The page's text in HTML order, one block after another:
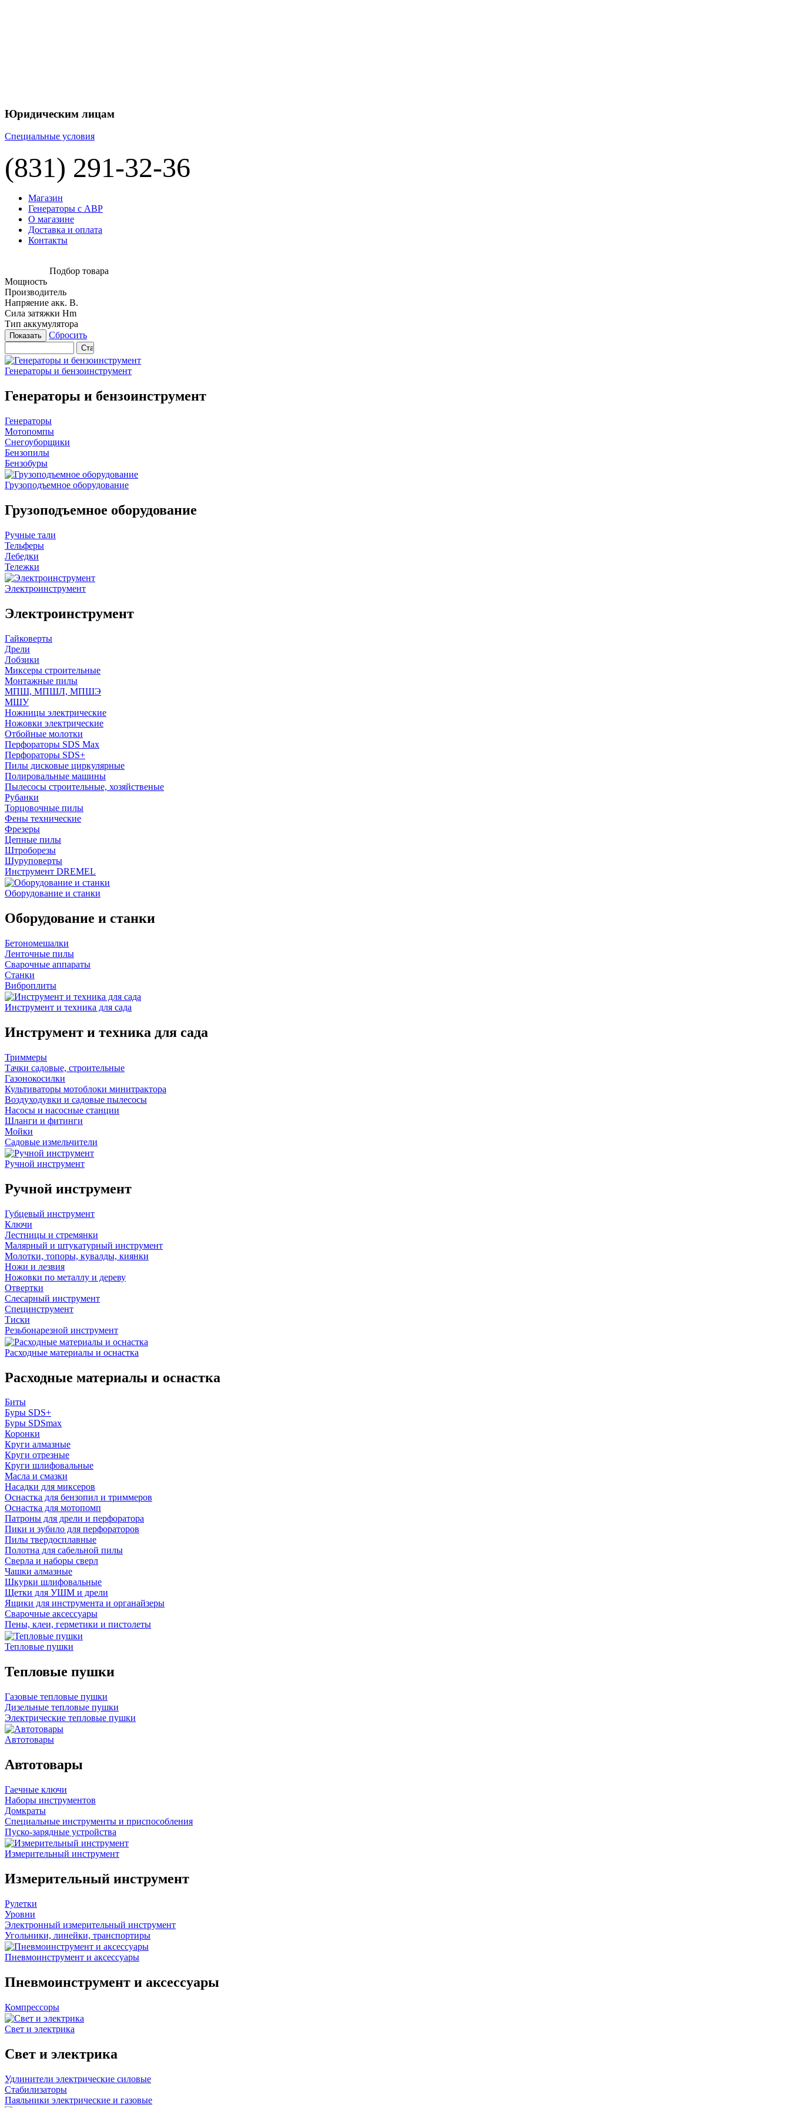
Юридическим лицам
Специальные условия
(831) 291-32-36
Магазин
Генераторы с АВР
О магазине
Доставка и оплата
Контакты
Подбор товара
Мощность
Производитель
Напряение акк. В.
Сила затяжки Нm
Тип аккумулятора
Сбросить
Генераторы и бензоинструмент
Генераторы и бензоинструмент
Генераторы
Мотопомпы
Снегоуборщики
Бензопилы
Бензобуры
Грузоподъемное оборудование
Грузоподъемное оборудование
Ручные тали
Тельферы
Лебедки
Тележки
Электроинструмент
Электроинструмент
Гайковерты
Дрели
Лобзики
Миксеры строительные
Монтажные пилы
МПШ, МПШЛ, МПШЭ
МШУ
Ножницы электрические
Ножовки электрические
Отбойные молотки
Перфораторы SDS Max
Перфораторы SDS+
Пилы дисковые циркулярные
Полировальные машины
Пылесосы строительные, хозяйственые
Рубанки
Торцовочные пилы
Фены технические
Фрезеры
Цепные пилы
Штроборезы
Шуруповерты
Инструмент DREMEL
Оборудование и станки
Оборудование и станки
Бетономешалки
Ленточные пилы
Сварочные аппараты
Станки
Виброплиты
Инструмент и техника для сада
Инструмент и техника для сада
Триммеры
Тачки садовые, строительные
Газонокосилки
Культиваторы мотоблоки минитрактора
Воздуходувки и садовые пылесосы
Насосы и насосные станции
Шланги и фитинги
Мойки
Садовые измельчители
Ручной инструмент
Ручной инструмент
Губцевый инструмент
Ключи
Лестницы и стремянки
Малярный и штукатурный инструмент
Молотки, топоры, кувалды, киянки
Ножи и лезвия
Ножовки по металлу и дереву
Отвертки
Слесарный инструмент
Специнструмент
Тиски
Резьбонарезной инструмент
Расходные материалы и оснастка
Расходные материалы и оснастка
Биты
Буры SDS+
Буры SDSmax
Коронки
Круги алмазные
Круги отрезные
Круги шлифовальные
Масла и смазки
Насадки для миксеров
Оснастка для бензопил и триммеров
Оснастка для мотопомп
Патроны для дрели и перфоратора
Пики и зубило для перфораторов
Пилы твердосплавные
Полотна для сабельной пилы
Сверла и наборы сверл
Чашки алмазные
Шкурки шлифовальные
Щетки для УШМ и дрели
Ящики для инструмента и органайзеры
Сварочные аксессуары
Пены, клеи, герметики и пистолеты
Тепловые пушки
Тепловые пушки
Газовые тепловые пушки
Дизельные тепловые пушки
Электрические тепловые пушки
Автотовары
Автотовары
Гаечные ключи
Наборы инструментов
Домкраты
Специальные инструменты и приспособления
Пуско-зарядные устройства
Измерительный инструмент
Измерительный инструмент
Рулетки
Уровни
Электронный измерительный инструмент
Угольники, линейки, транспортиры
Пневмоинструмент и аксессуары
Пневмоинструмент и аксессуары
Компрессоры
Свет и электрика
Свет и электрика
Удлинители электрические силовые
Стабилизаторы
Паяльники электрические и газовые